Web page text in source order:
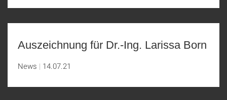
Auszeichnung für Dr.-Ing. Larissa Born
News 14.07.21